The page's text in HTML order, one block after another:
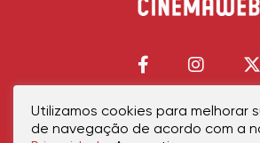
Início Política de PrivacidadePolítica de
Utilizamos cookies para melhorar
de navegação de acordo com a